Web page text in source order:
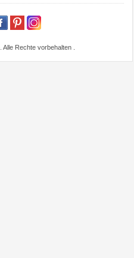
Rechte vorbehalten .